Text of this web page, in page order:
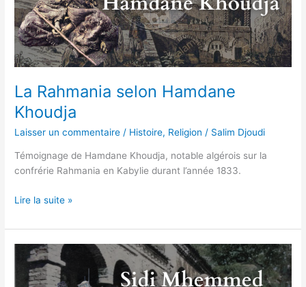
La Rahmania selon Hamdane
Khoudja
Laisser un commentaire / Histoire, Religion / Salim Djoudi
Témoignage de Hamdane Khoudja, notable algérois sur la
confrérie Rahmania en Kabylie durant l’année 1833.
Lire la suite »
Sidi
M’hamed
Bu-